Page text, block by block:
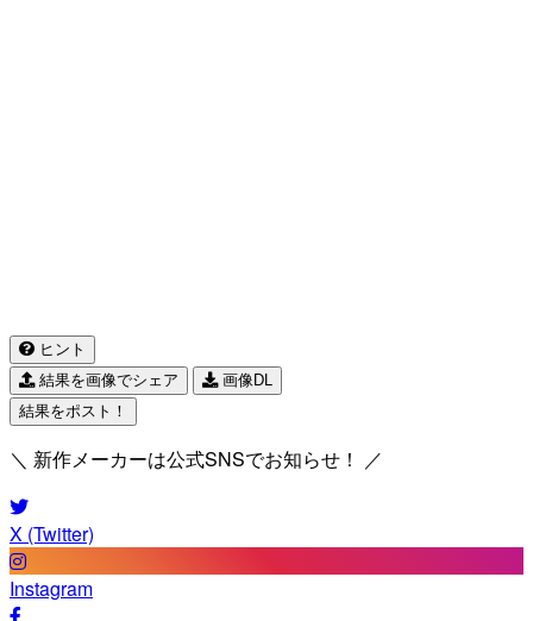
ヒント
結果を画像でシェア
画像DL
結果をポスト！
＼ 新作メーカーは公式SNSでお知らせ！ ／
X (Twitter)
Instagram